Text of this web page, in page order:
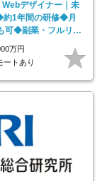
Webデザイナー｜未
1年間の研修◆月
可◆副業・フルリモ
126日
万円
ートあり